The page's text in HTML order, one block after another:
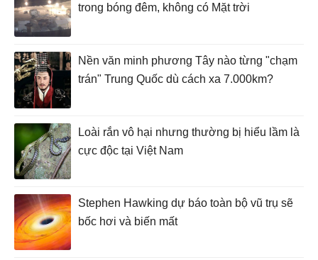
trong bóng đêm, không có Mặt trời
Nền văn minh phương Tây nào từng "chạm
trán" Trung Quốc dù cách xa 7.000km?
Loài rắn vô hại nhưng thường bị hiểu lầm là
cực độc tại Việt Nam
Stephen Hawking dự báo toàn bộ vũ trụ sẽ
bốc hơi và biến mất